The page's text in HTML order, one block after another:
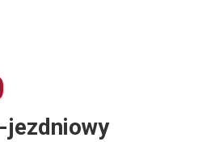
jezdniowy